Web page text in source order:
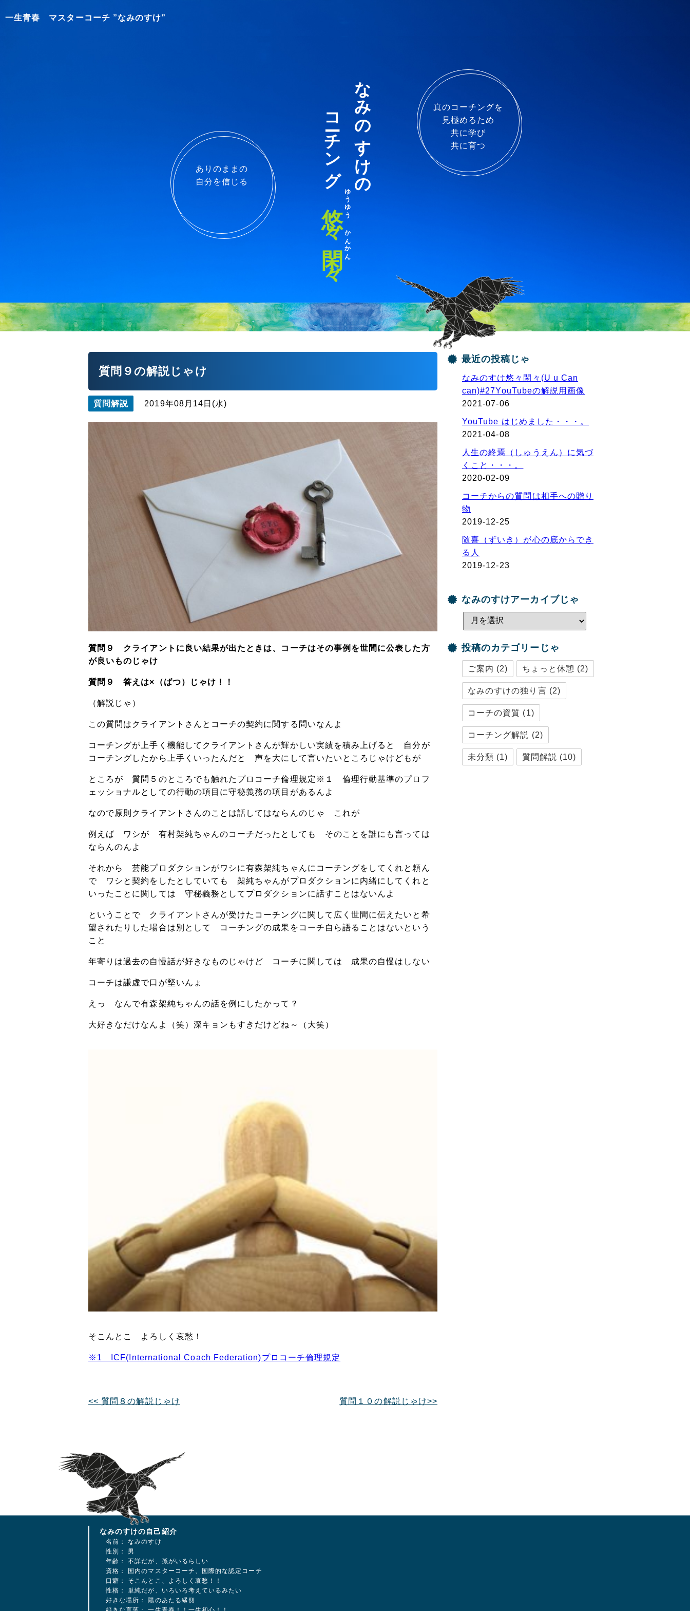
なみのすけの
コーチング
ゆうゆう
閑々 かんかん
ありのままの
自分を信じる
真のコーチングを
見極めるため
共に学び
共に育つ
一生青春 マスターコーチ ”なみのすけ”
質問９の解説じゃけ
質問解説 2019年08月14日(水)
質問９ クライアントに良い結果が出たときは、コーチはその事例を世間に公表した方
が良いものじゃけ
質問９ 答えは×（ばつ）じゃけ！！
（解説じゃ）
この質問はクライアントさんとコーチの契約に関する問いなんよ
コーチングが上手く機能してクライアントさんが輝かしい実績を積み上げると 自分が
コーチングしたから上手くいったんだと 声を大にして言いたいところじゃけどもが
ところが 質問５のところでも触れたプロコーチ倫理規定※１ 倫理行動基準のプロフ
ェッショナルとしての行動の項目に守秘義務の項目があるんよ
なので原則クライアントさんのことは話してはならんのじゃ これが
例えば ワシが 有村架純ちゃんのコーチだったとしても そのことを誰にも言っては
ならんのんよ
それから 芸能プロダクションがワシに有森架純ちゃんにコーチングをしてくれと頼ん
で ワシと契約をしたとしていても 架純ちゃんがプロダクションに内緒にしてくれと
いったことに関しては 守秘義務としてプロダクションに話すことはないんよ
ということで クライアントさんが受けたコーチングに関して広く世間に伝えたいと希
望されたりした場合は別として コーチングの成果をコーチ自ら語ることはないという
こと
年寄りは過去の自慢話が好きなものじゃけど コーチに関しては 成果の自慢はしない
コーチは謙虚で口が堅いんょ
えっ なんで有森架純ちゃんの話を例にしたかって？
大好きなだけなんよ（笑）深キョンもすきだけどね～（大笑）
そこんとこ よろしく哀愁！
※1 ICF(International Coach Federation)プロコーチ倫理規定
質問８の解説じゃけ 質問１０の解説じゃけ
最近の投稿じゃ
なみのすけ悠々閑々(U u Can
can)#27YouTubeの解説用画像
2021-07-06
YouTube はじめました・・・。
2021-04-08
人生の終焉（しゅうえん）に気づ
くこと・・・。
2020-02-09
コーチからの質問は相手への贈り
物
2019-12-25
随喜（ずいき）が心の底からでき
る人
2019-12-23
なみのすけアーカイブじゃ
投稿のカテゴリーじゃ
ご案内 (2) ちょっと休憩 (2)
なみのすけの独り言 (2)
コーチの資質 (1)
コーチング解説 (2)
未分類 (1) 質問解説 (10)
なみのすけの自己紹介
名前： なみのすけ
性別： 男
年齢： 不詳だが、孫がいるらしい
資格： 国内のマスターコーチ、国際的な認定コーチ
口癖： そこんとこ、よろしく哀愁！！
性格： 単純だが、いろいろ考えているみたい
好きな場所： 陽のあたる縁側